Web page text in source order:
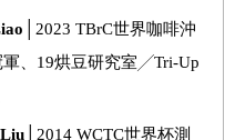
2023 TBrC世界咖啡沖
、 19烘豆研究室╱Tri-Up
2014 WCTC世界杯測